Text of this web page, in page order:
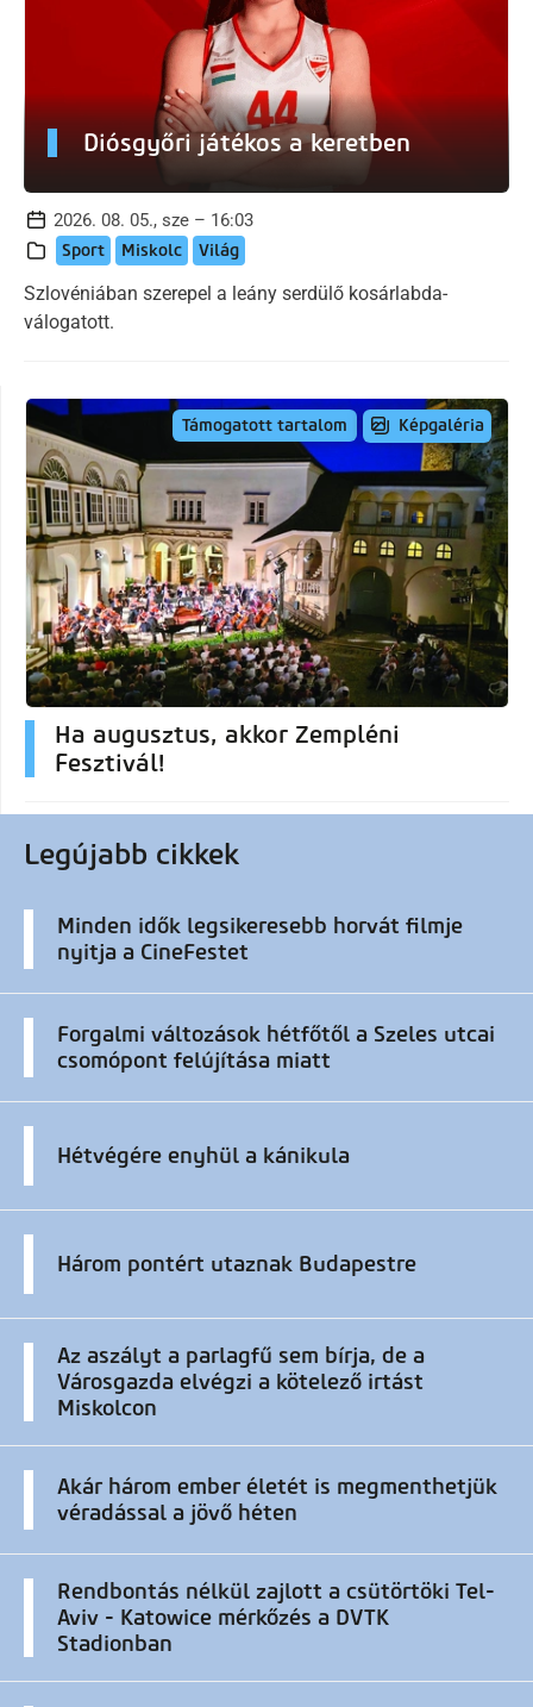
Diósgyőri játékos a keretben
2026. 08. 05., sze – 16:03
Sport Miskolc Világ
Szlovéniában szerepel a leány serdülő kosárlabda-
válogatott.
Támogatott tartalom Képgaléria
Ha augusztus, akkor Zempléni
Fesztivál!
Legújabb cikkek
Minden idők legsikeresebb horvát filmje
nyitja a CineFestet
Forgalmi változások hétfőtől a Szeles utcai
csomópont felújítása miatt
Hétvégére enyhül a kánikula
Három pontért utaznak Budapestre
Az aszályt a parlagfű sem bírja, de a
Városgazda elvégzi a kötelező irtást
Miskolcon
Akár három ember életét is megmenthetjük
véradással a jövő héten
Rendbontás nélkül zajlott a csütörtöki Tel-
Aviv - Katowice mérkőzés a DVTK
Stadionban